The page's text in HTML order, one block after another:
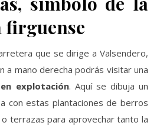
que se dirige a Valsendero,
a mano derecha podrás visitar una
explotación. Aquí se dibuja un
con estas plantaciones de berros
o terrazas para aprovechar tanto la